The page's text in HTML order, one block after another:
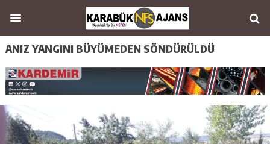
ANIZ YANGINI BÜYÜMEDEN SÖNDÜRÜLDÜ